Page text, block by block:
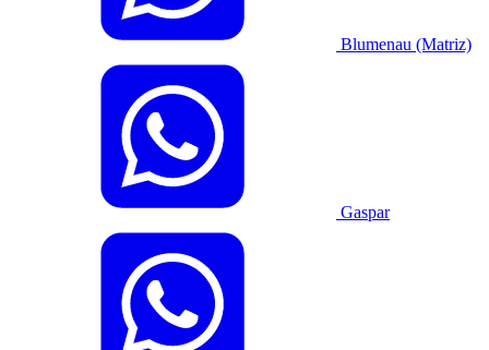
Blumenau (Matriz)
Gaspar